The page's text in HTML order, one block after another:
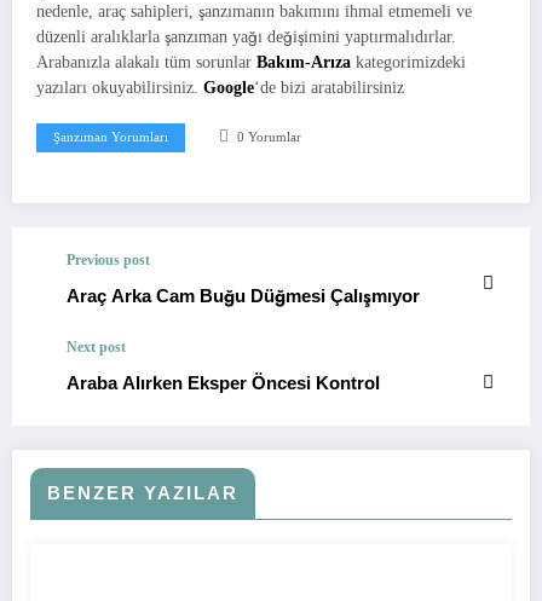
nedenle, araç sahipleri, şanzımanın bakımını ihmal etmemeli ve
düzenli aralıklarla şanzıman yağı değişimini yaptırmalıdırlar.
Arabanızla alakalı tüm sorunlar Bakım-Arıza kategorimizdeki
yazıları okuyabilirsiniz. Google‘de bizi aratabilirsiniz
Şanzıman Yorumları 0 Yorumlar
Previous post
Araç Arka Cam Buğu Düğmesi Çalışmıyor
Next post
Araba Alırken Eksper Öncesi Kontrol
BENZER YAZILAR